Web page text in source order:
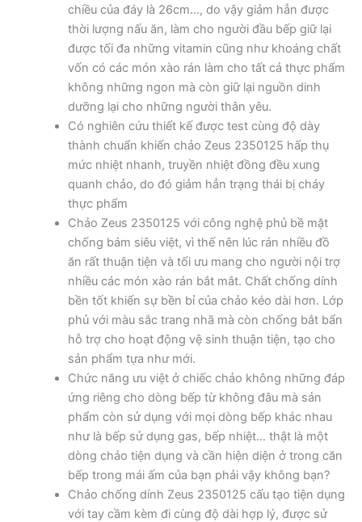
chiều của đáy là 26cm…, do vậy giảm hẳn được
thời lượng nấu ăn, làm cho người đầu bếp giữ lại
được tối đa những vitamin cũng như khoáng chất
vốn có các món xào rán làm cho tất cả thực phẩm
không những ngon mà còn giữ lại nguồn dinh
dưỡng lại cho những người thân yêu.
Có nghiên cứu thiết kế được test cùng độ dày
thành chuẩn khiến chảo Zeus 2350125 hấp thụ
mức nhiệt nhanh, truyền nhiệt đồng đều xung
quanh chảo, do đó giảm hẳn trạng thái bị cháy
thực phẩm
Chảo Zeus 2350125 với công nghệ phủ bề mặt
chống bám siêu việt, vì thế nên lúc rán nhiều đồ
ăn rất thuận tiện và tối ưu mang cho người nội trợ
nhiều các món xào rán bắt mắt. Chất chống dính
bền tốt khiến sự bền bỉ của chảo kéo dài hơn. Lớp
phủ với màu sắc trang nhã mà còn chống bắt bẩn
hỗ trợ cho hoạt động vệ sinh thuận tiện, tạo cho
sản phẩm tựa như mới.
Chức năng ưu việt ở chiếc chảo không những đáp
ứng riêng cho dòng bếp từ không đâu mà sản
phẩm còn sử dụng với mọi dòng bếp khác nhau
như là bếp sử dụng gas, bếp nhiệt… thật là một
dòng chảo tiện dụng và cần hiện diện ở trong căn
bếp trong mái ấm của bạn phải vậy không bạn?
Chảo chống dính Zeus 2350125 cấu tạo tiện dụng
với tay cầm kèm đi cùng độ dài hợp lý, được sử